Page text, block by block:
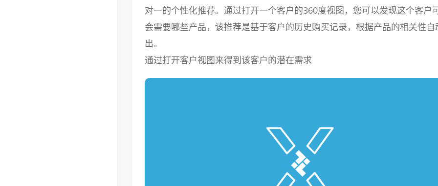
对一的个性化推荐。通过打开一个客户的360度视图，您可以发现这个客户
会需要哪些产品，该推荐是基于客户的历史购买记录，根据产品的相关性自
出。
通过打开客户视图来得到该客户的潜在需求